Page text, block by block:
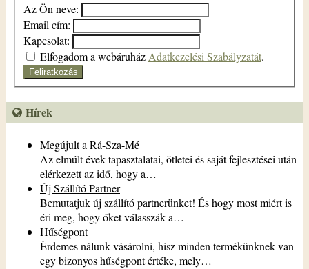
Az Ön neve:
Email cím:
Kapcsolat:
Elfogadom a webáruház Adatkezelési Szabályzatát.
Feliratkozás
Hírek
Megújult a Rá-Sza-Mé
Az elmúlt évek tapasztalatai, ötletei és saját fejlesztései után
elérkezett az idő, hogy a…
Új Szállító Partner
Bemutatjuk új szállító partnerünket! És hogy most miért is
éri meg, hogy őket válasszák a…
Hűségpont
Érdemes nálunk vásárolni, hisz minden termékünknek van
egy bizonyos hűségpont értéke, mely…